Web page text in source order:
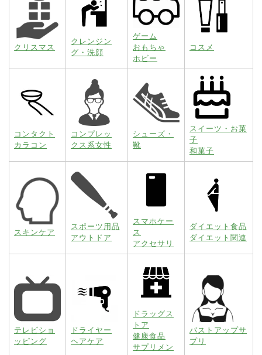
クリスマス
クレンジン
グ・洗顔
ゲーム
おもちゃ
ホビー
コスメ
コンタクト
カラコン
コンプレッ
クス系女性
シューズ・
靴
スイーツ・お菓
子
和菓子
スキンケア
スポーツ用品
アウトドア
スマホケー
ス
アクセサリ
ダイエット食品
ダイエット関連
テレビショ
ッピング
ドライヤー
ヘアケア
ドラッグス
トア
健康食品
サプリメン
バストアップサ
プリ